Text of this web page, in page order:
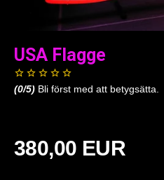
USA Flagge
(0/5) Bli först med att betygsätta.
380,00 EUR